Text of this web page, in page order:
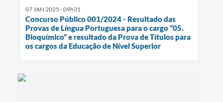
07 JAN 2025 - 09h31
Concurso Público 001/2024 - Resultado das
Provas de Língua Portuguesa para o cargo “05.
Bioquímico” e resultado da Prova de Títulos para
os cargos da Educação de Nível Superior